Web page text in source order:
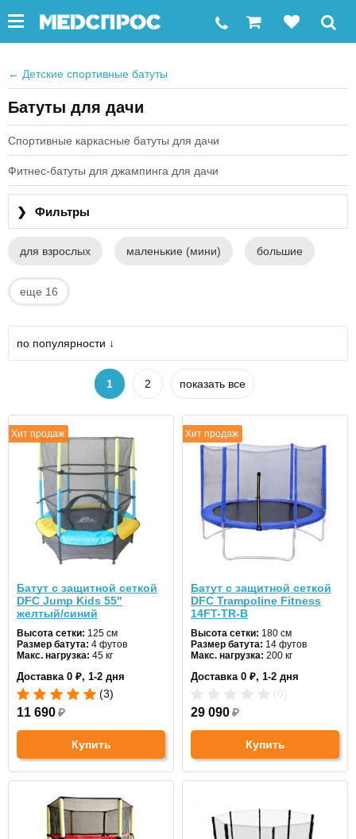
← Детские спортивные батуты
Батуты для дачи
Спортивные каркасные батуты для дачи
Фитнес-батуты для джампинга для дачи
❯ Фильтры
для взрослых маленькие (мини) большие
еще 16
по популярности ↓
1 2 показать все
Хит продаж
Батут с защитной сеткой
DFC Jump Kids 55"
желтый/синий
Высота сетки: 125 см
Размер батута: 4 футов
Макс. нагрузка: 45 кг
Цвет:голубой
Доставка 0 ₽, 1-2 дня
(3)
11 690₽
Купить
Хит продаж
Батут с защитной сеткой
DFC Trampoline Fitness
14FT-TR-B
Высота сетки: 180 см
Размер батута: 14 футов
Макс. нагрузка: 200 кг
Цвет:синий
Доставка 0 ₽, 1-2 дня
29 090₽
Купить